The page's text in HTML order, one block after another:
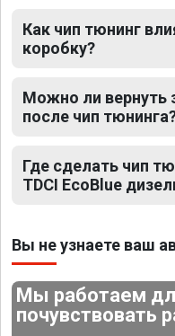
Как чип тюнинг
коробку?
Можно ли вернуть
после чип
Где сделать чип
TDCI EcoBlue
Вы не узнаете ваш
Мы работаем
почувствовать